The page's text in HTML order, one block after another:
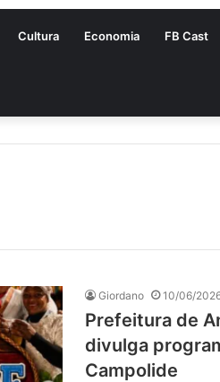
Cultura Economia FB Cast
Giordano 10/06/
Prefeitura de
divulga
Campolide